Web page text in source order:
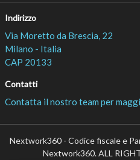
Indirizzo
Via Moretto da Brescia, 22
Milano - Italia
CAP 20133
Contatti
Contatta il nostro team per
Nextwork360 - Codice fiscale e
Nextwork360. ALL